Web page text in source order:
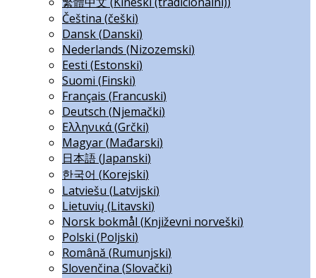
Čeština (češki)
Dansk(Danski)
Nederlands (Nizozemski)
Eesti (Estonski)
Suomi (Finski)
Français (Francuski)
Deutsch (Njemački)
Ελληνικά(Grčki)
Magyar(Mađarski)
日本語(Japanski)
한국어 (Korejski)
Latviešu (Latvijski)
Lietuvių (Litavski)
Norsk bokmål (Književni norveški)
Polski (Poljski)
Română (Rumunjski)
Slovenčina (Slovački)